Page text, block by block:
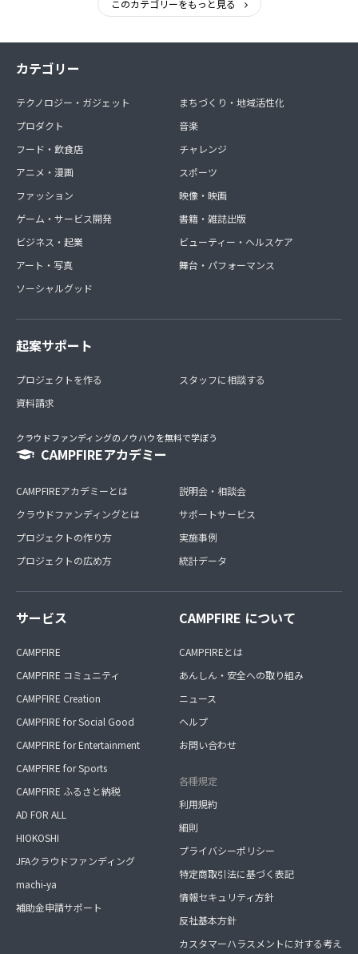
このカテゴリーをもっと見る
カテゴリー
テクノロジー・ガジェット
プロダクト
フード・飲食店
アニメ・漫画
ファッション
ゲーム・サービス開発
ビジネス・起業
アート・写真
ソーシャルグッド
まちづくり・地域活性化
音楽
チャレンジ
スポーツ
映像・映画
書籍・雑誌出版
ビューティー・ヘルスケア
舞台・パフォーマンス
起案サポート
プロジェクトを作る
資料請求
スタッフに相談する
クラウドファンディングのノウハウを無料で学ぼう
CAMPFIREアカデミー
CAMPFIREアカデミーとは
クラウドファンディングとは
プロジェクトの作り方
プロジェクトの広め方
説明会・相談会
サポートサービス
実施事例
統計データ
サービス
CAMPFIRE
CAMPFIRE コミュニティ
CAMPFIRE Creation
CAMPFIRE for Social Good
CAMPFIRE for Entertainment
CAMPFIRE for Sports
CAMPFIRE ふるさと納税
AD FOR ALL
HIOKOSHI
JFAクラウドファンディング
machi-ya
補助金申請サポート
CAMPFIRE について
CAMPFIREとは
あんしん・安全への取り組み
ニュース
ヘルプ
お問い合わせ
各種規定
利用規約
細則
プライバシーポリシー
特定商取引法に基づく表記
情報セキュリティ方針
反社基本方針
カスタマーハラスメントに対する考え